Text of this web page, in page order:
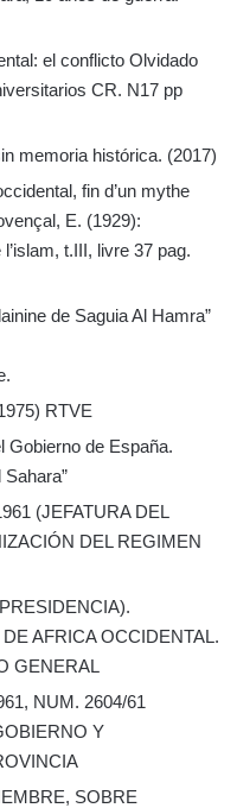
el conflicto Olvidado
CR. N17 pp
memoria histórica. (2017)
fin d’un mythe
E. (1929):
t.III, livre 37 pag.
de Saguia Al Hamra”
RTVE
Gobierno de España.
(JEFATURA DEL
DEL REGIMEN
AFRICA OCCIDENTAL.
GENERAL
NUM. 2604/61
Y
SOBRE